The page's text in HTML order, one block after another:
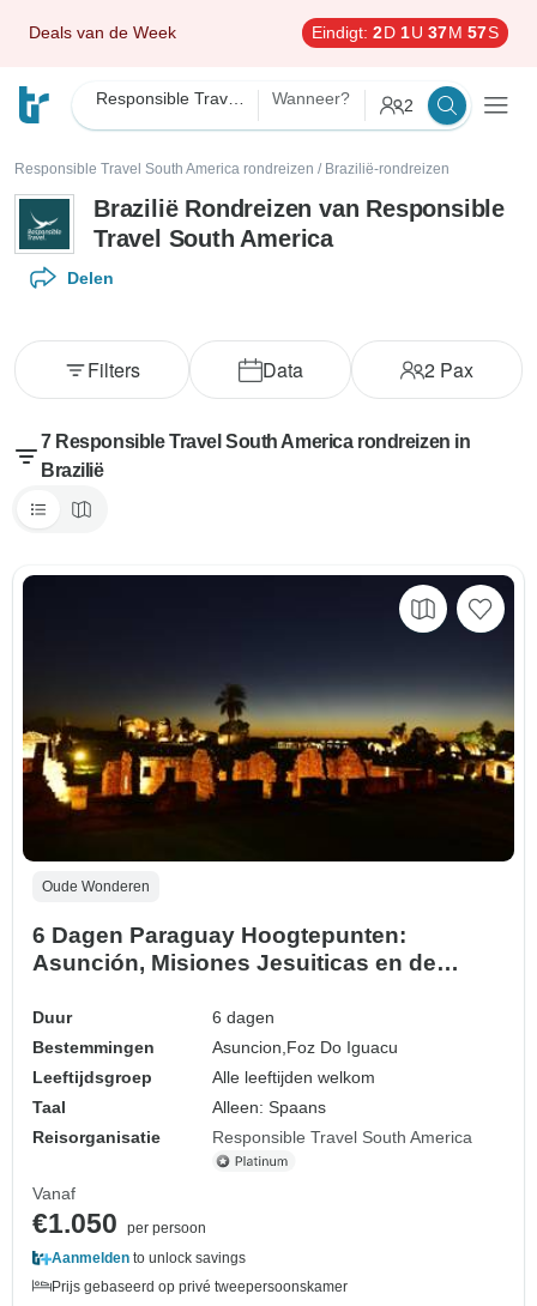
Deals van de Week Eindigt: 2D 1U 37M 56S
Wanneer? 2
Responsible Travel South America rondreizen / Brazilië-rondreizen
Brazilië Rondreizen van Responsible
Travel South America
Delen
Data 2 Pax
Filters
7 Responsible Travel South America rondreizen in
Brazilië
Oude Wonderen
6 Dagen Paraguay Hoogtepunten:
Asunción, Misiones Jesuiticas en de
Duur
6 dagen
Bestemmingen
Asuncion, Foz Do Iguacu
Leeftijdsgroep
Alle leeftijden welkom
Taal
Alleen: Spaans
Reisorganisatie
Responsible Travel South America
Vanaf
€1.050
per persoon
Aanmelden to unlock savings
Prijs gebaseerd op privé tweepersoonskamer